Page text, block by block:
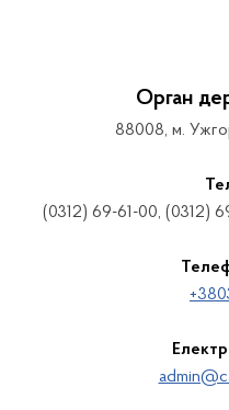
Орган
88008, м.
(0312) 69-61-00, (0312)